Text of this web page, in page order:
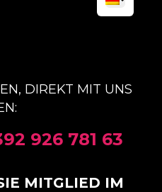
DIREKT MIT UNS
926 781 63
MITGLIED IM